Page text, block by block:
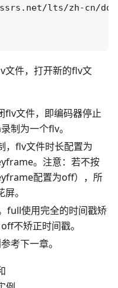
lts/zh-cn/
文件，打开新的flv文
文件，即编码器停止
制为一个flv。
，flv文件时长配置为
。注意：若不按
配置为off），所
。
full使用完全的时间戳矫
不矫正时间戳。
考下一章。